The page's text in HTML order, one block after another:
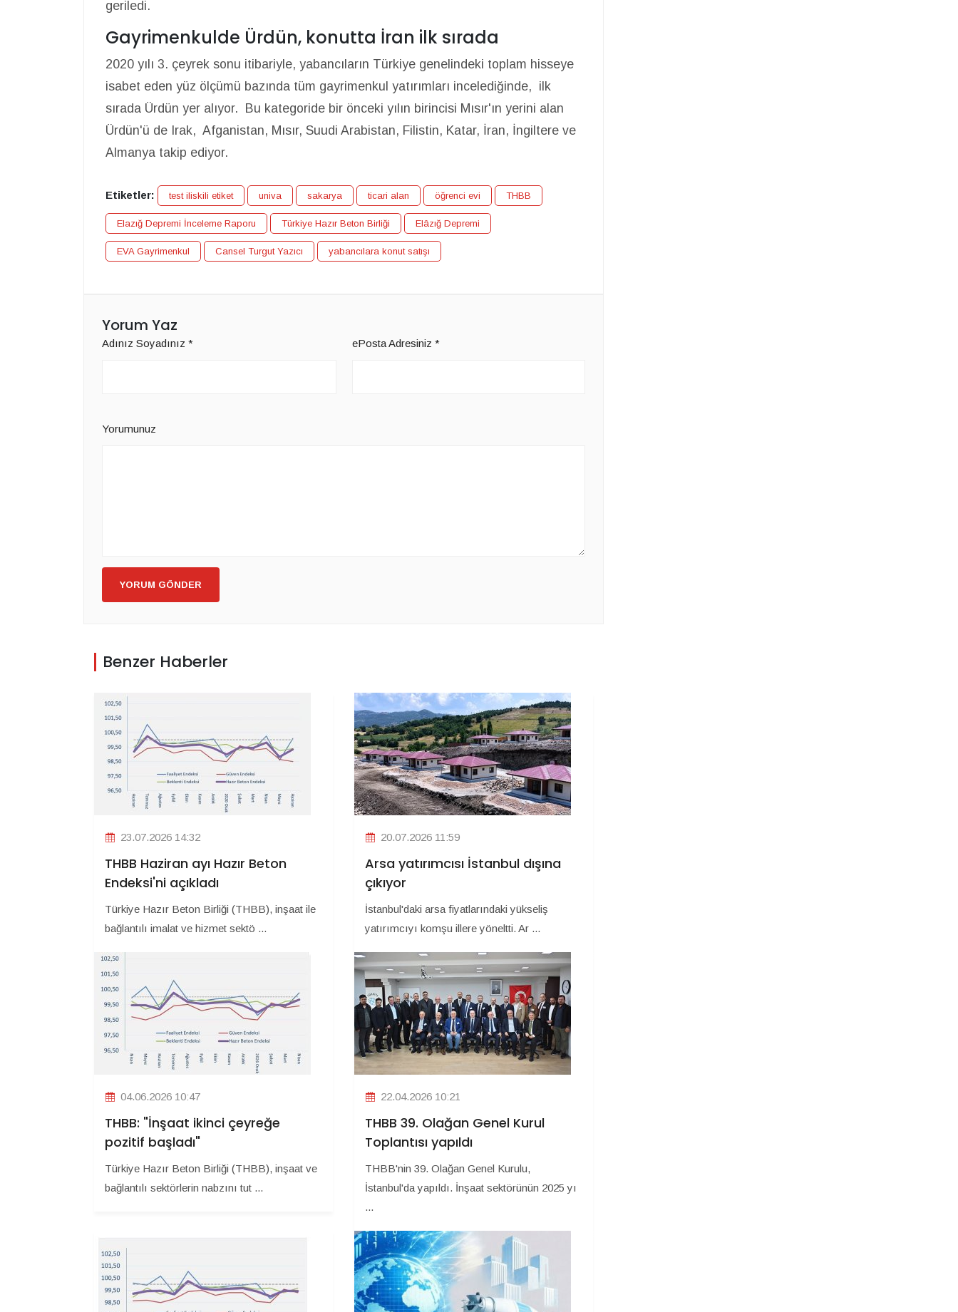
geriledi.
Gayrimenkulde Ürdün, konutta İran ilk sırada
2020 yılı 3. çeyrek sonu itibariyle, yabancıların Türkiye genelindeki toplam hisseye
isabet eden yüz ölçümü bazında tüm gayrimenkul yatırımları incelediğinde, ilk
sırada Ürdün yer alıyor. Bu kategoride bir önceki yılın birincisi Mısır'ın yerini alan
Ürdün'ü de Irak, Afganistan, Mısır, Suudi Arabistan, Filistin, Katar, İran, İngiltere ve
Almanya takip ediyor.
Etiketler: test iliskili etiket univa sakarya ticari alan öğrenci evi THBB
Elazığ Depremi İnceleme Raporu Türkiye Hazır Beton Birliği Elâzığ Depremi
EVA Gayrimenkul Cansel Turgut Yazıcı yabancılara konut satışı
Yorum Yaz
Adınız Soyadınız * ePosta Adresiniz *
Yorumunuz
YORUM GÖNDER
Benzer Haberler
23.07.2026 14:32
THBB Haziran ayı Hazır Beton
Endeksi'ni açıkladı
Türkiye Hazır Beton Birliği (THBB), inşaat ile
bağlantılı imalat ve hizmet sektö ...
20.07.2026 11:59
Arsa yatırımcısı İstanbul dışına
çıkıyor
İstanbul'daki arsa fiyatlarındaki yükseliş
yatırımcıyı komşu illere yöneltti. Ar ...
04.06.2026 10:47
THBB: "İnşaat ikinci çeyreğe
pozitif başladı"
Türkiye Hazır Beton Birliği (THBB), inşaat ve
bağlantılı sektörlerin nabzını tut ...
22.04.2026 10:21
THBB 39. Olağan Genel Kurul
Toplantısı yapıldı
THBB'nin 39. Olağan Genel Kurulu,
İstanbul'da yapıldı. İnşaat sektörünün 2025 yı
...